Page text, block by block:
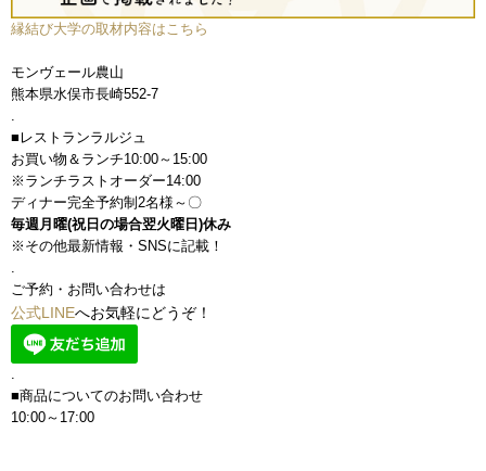
縁結び大学の取材内容はこちら
モンヴェール農山
熊本県水俣市長崎552-7
.
■レストランラルジュ
お買い物＆ランチ10:00～15:00
※ランチラストオーダー14:00
ディナー完全予約制2名様～〇
毎週月曜(祝日の場合翌火曜日)休み
※その他最新情報・SNSに記載！
.
ご予約・お問い合わせは
公式LINEへお気軽にどうぞ！
.
■商品についてのお問い合わせ
10:00～17:00